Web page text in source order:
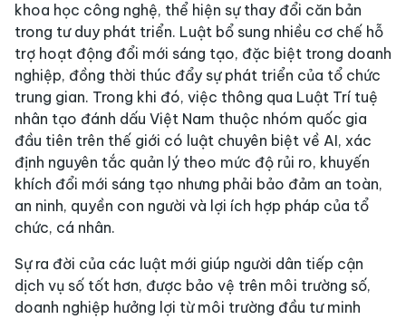
khoa học công nghệ, thể hiện sự thay đổi căn bản
trong tư duy phát triển. Luật bổ sung nhiều cơ chế hỗ
trợ hoạt động đổi mới sáng tạo, đặc biệt trong doanh
nghiệp, đồng thời thúc đẩy sự phát triển của tổ chức
trung gian. Trong khi đó, việc thông qua Luật Trí tuệ
nhân tạo đánh dấu Việt Nam thuộc nhóm quốc gia
đầu tiên trên thế giới có luật chuyên biệt về AI, xác
định nguyên tắc quản lý theo mức độ rủi ro, khuyến
khích đổi mới sáng tạo nhưng phải bảo đảm an toàn,
an ninh, quyền con người và lợi ích hợp pháp của tổ
chức, cá nhân.
Sự ra đời của các luật mới giúp người dân tiếp cận
dịch vụ số tốt hơn, được bảo vệ trên môi trường số,
doanh nghiệp hưởng lợi từ môi trường đầu tư minh